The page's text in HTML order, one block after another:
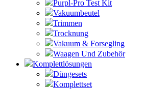
Purpl-Pro Test Kit
Vakuumbeutel
Trimmen
Trocknung
Vakuum & Forsegling
Waagen Und Zubehör
Komplettlösungen
Düngesets
Komplettset